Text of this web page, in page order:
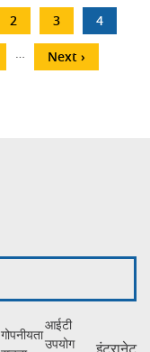
पृष्ठ
2 पृष्ठ
3 Current
page
4
… अगला
पृष्ठ
Next ›
गोपनीयता
आईटी
उपयोग
इंट्रानेट